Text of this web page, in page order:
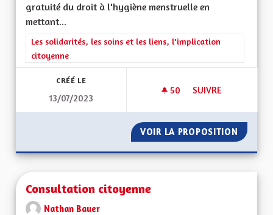
gratuité du droit à l'hygiène menstruelle en
mettant...
Filtrer les résultats de la catégorie : Les solidarités, les soins
Les solidarités, les soins et les liens, l'implication
citoyenne
CRÉÉ LE
13/07/2023
50 50 ABONNÉS
SUIVRE
VOIR LA PROPOSITION DROIT
Consultation citoyenne
Nathan Bauer